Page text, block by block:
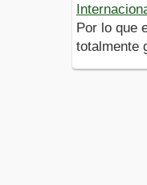
Por lo que
totalmente